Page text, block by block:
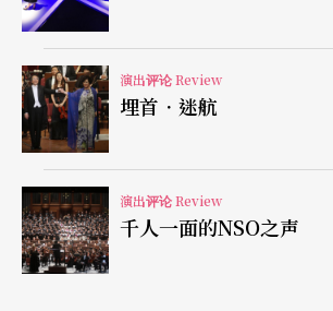
如女祭司在降神会中充满能量
下半场她终于站立起来，意思是因上
往上升，原本空间布署的压迫感就被
仍然不跳不跃不离地面，站稳如一
即兴的恍惚情境。苏文琪的铸身术有
神会中充满能量，她不会让自己被压
演出评论 Review
埋首．迷航
演出评论 Review
千人一面的NSO之声